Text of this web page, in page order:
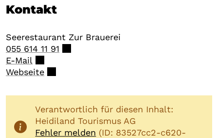
Kontakt
Seerestaurant Zur Brauerei
055 614 11 91
E-Mail
Webseite
Verantwortlich für diesen Inhalt:
Heidiland Tourismus AG
Fehler melden (ID: 83527cc2-c620-